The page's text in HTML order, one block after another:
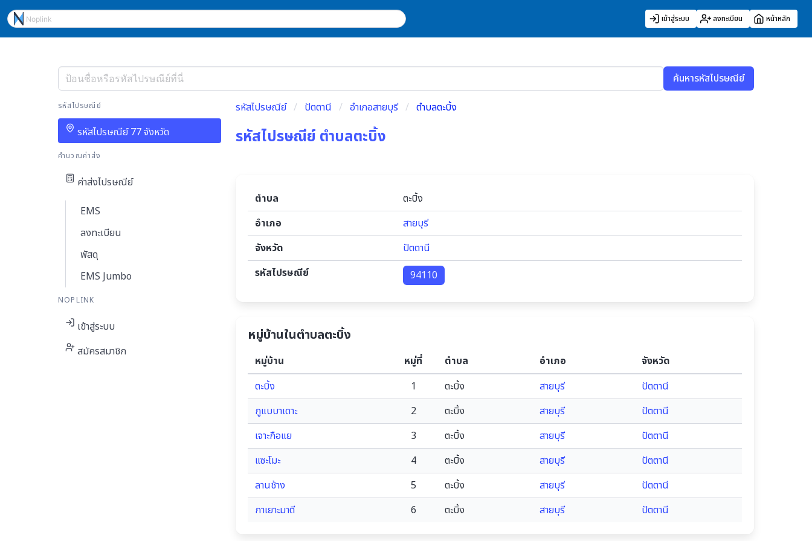
เข้าสู่ระบบ ลงทะเบียน หน้าหลัก
ค้นหารหัสไปรษณีย์
รหัสไปรษณีย์
รหัสไปรษณีย์ 77 จังหวัด
คำนวณค่าส่ง
ค่าส่งไปรษณีย์
EMS
ลงทะเบียน
พัสดุ
EMS Jumbo
NOPLINK
เข้าสู่ระบบ
สมัครสมาชิก
รหัสไปรษณีย์ ปัตตานี อำเภอสายบุรี ตำบลตะบิ้ง
รหัสไปรษณีย์ ตำบลตะบิ้ง
ตำบล
ตะบิ้ง
อำเภอ
สายบุรี
จังหวัด
ปัตตานี
รหัสไปรษณีย์
94110
หมู่บ้านในตำบลตะบิ้ง
หมู่บ้าน หมู่ที่ ตำบล อำเภอ
จังหวัด
ตะบิ้ง
1 ตะบิ้ง สายบุรี
ปัตตานี
กูแบบาเดาะ
2 ตะบิ้ง สายบุรี
ปัตตานี
เจาะกือแย
3 ตะบิ้ง สายบุรี
ปัตตานี
แซะโมะ
4 ตะบิ้ง สายบุรี
ปัตตานี
ลานช้าง
5 ตะบิ้ง สายบุรี
ปัตตานี
กาเยาะมาตี
6 ตะบิ้ง สายบุรี ปัตตานี